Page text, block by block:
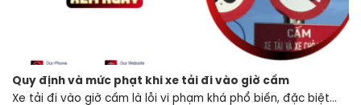
Quy định và mức phạt khi xe tải đi vào giờ cấm
Xe tải đi vào giờ cấm là lỗi vi phạm khá phổ biến, đặc biệt...